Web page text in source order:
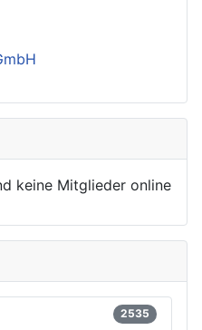
keine Mitglieder online
2535